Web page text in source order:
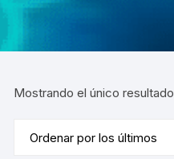
Mostrando el único resultado